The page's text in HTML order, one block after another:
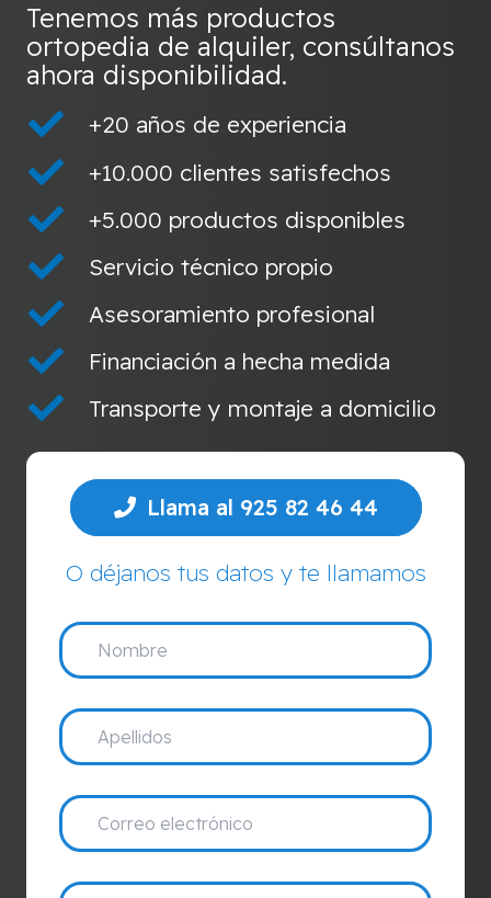
Tenemos más productos
ortopedia de alquiler, consúltanos
ahora disponibilidad.
+20 años de experiencia
+10.000 clientes satisfechos
+5.000 productos disponibles
Servicio técnico propio
Asesoramiento profesional
Financiación a hecha medida
Transporte y montaje a domicilio
Llama al 925 82 46 44
O déjanos tus datos y te llamamos